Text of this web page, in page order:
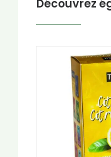
Découvrez